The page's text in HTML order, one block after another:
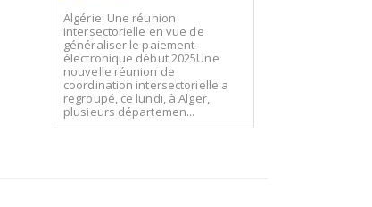
Algérie: Une réunion
intersectorielle en vue de
généraliser le paiement
électronique début 2025Une
nouvelle réunion de
coordination intersectorielle a
regroupé, ce lundi, à Alger,
plusieurs départemen...